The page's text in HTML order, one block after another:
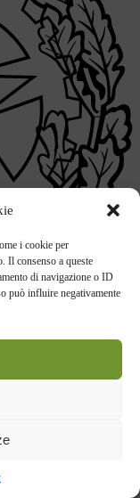
i cookie per
Il consenso a queste
di navigazione o ID
può influire negativamente
P. Ramati